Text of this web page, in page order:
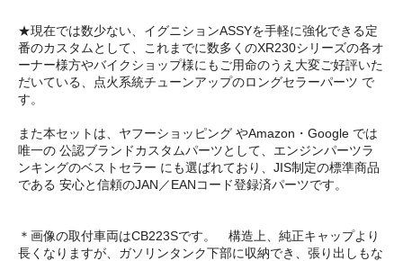
★現在では数少ない、イグニションASSYを手軽に強化できる定
番のカスタムとして、これまでに数多くのXR230シリーズの各オ
ーナー様方やバイクショップ様にもご用命のうえ大変ご好評いた
だいている、点火系統チューンアップのロングセラーパーツ で
す。
また本セットは、ヤフーショッピング やAmazon・Google では
唯一の 公認ブランドカスタムパーツとして、エンジンパーツラ
ンキングのベストセラー にも選ばれており、JIS制定の標準商品
である 安心と信頼のJAN／EANコード登録済パーツです。
＊画像の取付車両はCB223Sです。 構造上、純正キャップより
長くなりますが、ガソリンタンク下部に収納でき、張り出しもな